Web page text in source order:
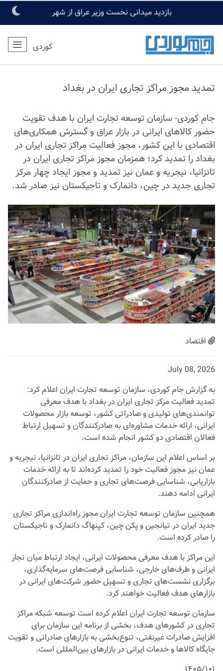
بازدید میدانی نخست وزیر عراق از شهر
مقدس کربلا
کوردی
تمدید مجوز مراکز تجاری ایران در بغداد
جام کوردی- سازمان توسعه تجارت ایران با هدف تقویت
حضور کالاهای ایرانی در بازار عراق و گسترش همکاری‌های
اقتصادی با این کشور، مجوز فعالیت مراکز تجاری ایران در
بغداد را تمدید کرد؛ همزمان مجوز مراکز تجاری ایران در
تانزانیا، نیجریه و عمان نیز تمدید و مجوز ایجاد چهار مرکز
تجاری جدید در چین، دانمارک و تاجیکستان نیز صادر شد.
اقتصاد
July 08, 2026
به گزارش جام کوردی، سازمان توسعه تجارت ایران اعلام کرد:
تمدید فعالیت مرکز تجاری ایران در بغداد با هدف معرفی
توانمندی‌های تولیدی و صادراتی کشور، توسعه بازار محصولات
ایرانی، ارائه خدمات مشاوره‌ای به صادرکنندگان و تسهیل ارتباط
فعالان اقتصادی دو کشور انجام شده است.
بر اساس اعلام این سازمان، مراکز تجاری ایران در تانزانیا، نیجریه و
عمان نیز مجوز فعالیت خود را تمدید کرده‌اند تا به ارائه خدمات
بازاریابی، شناسایی فرصت‌های تجاری و حمایت از صادرکنندگان
ایرانی ادامه دهند.
همچنین سازمان توسعه تجارت ایران مجوز راه‌اندازی مراکز تجاری
جدید ایران در تیانجین و پکن چین، کپنهاگ دانمارک و تاجیکستان
را صادر کرده است.
این مراکز با هدف معرفی محصولات ایرانی، ایجاد ارتباط میان تجار
ایرانی و طرف‌های خارجی، شناسایی فرصت‌های سرمایه‌گذاری،
برگزاری نشست‌های تجاری و تسهیل حضور شرکت‌های ایرانی در
بازارهای هدف فعالیت خواهند کرد.
سازمان توسعه تجارت ایران اعلام کرده است توسعه شبکه مراکز
تجاری در کشورهای هدف، بخشی از برنامه این سازمان برای
افزایش صادرات غیرنفتی، تنوع‌بخشی به بازارهای صادراتی و تقویت
جایگاه کالاها و خدمات ایرانی در بازارهای بین‌المللی است.